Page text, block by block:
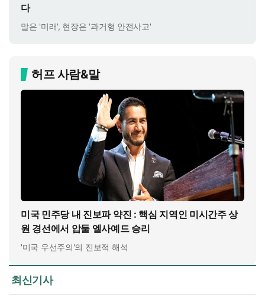
다
말은 '미래', 현장은 '과거형 안전사고'
허프 사람&말
미국 민주당 내 진보파 약진 : 핵심 지역인 미시간주 상
원 경선에서 압둘 엘사예드 승리
'미국 우선주의'의 진보적 해석
최신기사